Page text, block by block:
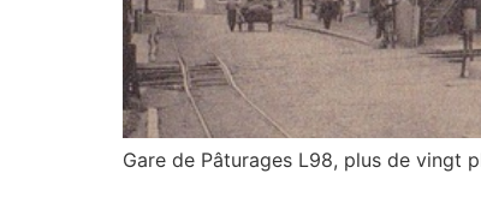
Gare de Pâturages L98, plus de vingt